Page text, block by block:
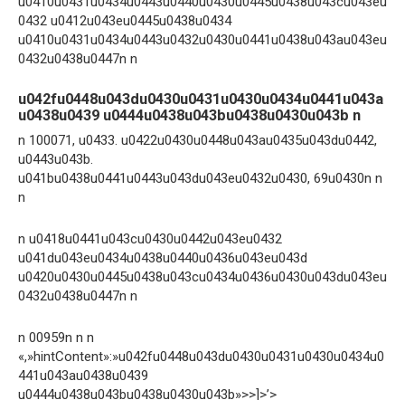
0432 u0412u043eu0445u0438u0434
u0410u0431u0434u0443u0432u0430u0441u0438u043au043eu
0432u0438u0447n n
u042fu0448u043du0430u0431u0430u0434u0441u043a
u0438u0439 u0444u0438u043bu0438u0430u043b n
n 100071, u0433. u0422u0430u0448u043au0435u043du0442,
u0443u043b.
u041bu0438u0441u0443u043du043eu0432u0430, 69u0430n n
n
n u0418u0441u043cu0430u0442u043eu0432
u041du043eu0434u0438u0440u0436u043eu043d
u0420u0430u0445u0438u043cu0434u0436u0430u043du043eu
0432u0438u0447n n
n 00959n n n
«,»hintContent»:»u042fu0448u043du0430u0431u0430u0434u0
441u043au0438u0439
u0444u0438u043bu0438u0430u043b»>>]>’>